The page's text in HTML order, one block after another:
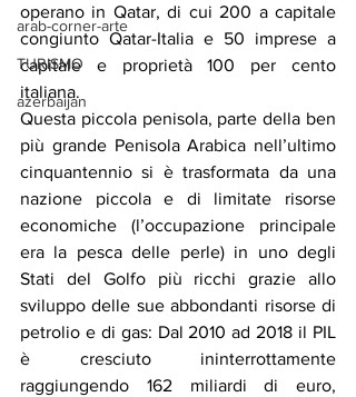
arab-corner-arte
TURISMO
azerbaijan
operano in Qatar, di cui 200 a capitale
congiunto Qatar-Italia e 50 imprese a
capitale e proprietà 100 per cento
italiana.
Questa piccola penisola, parte della ben
più grande Penisola Arabica nell’ultimo
cinquantennio si è trasformata da una
nazione piccola e di limitate risorse
economiche (l’occupazione principale
era la pesca delle perle) in uno degli
Stati del Golfo più ricchi grazie allo
sviluppo delle sue abbondanti risorse di
petrolio e di gas: Dal 2010 ad 2018 il PIL
è cresciuto ininterrottamente
raggiungendo 162 miliardi di euro,